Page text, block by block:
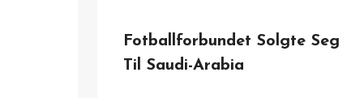
Fotballforbundet Solgte Seg
Til Saudi-Arabia